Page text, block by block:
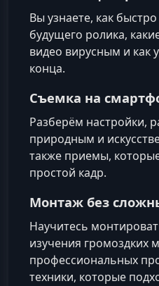
Вы узнаете, как
будущего ролика,
видео вирусным и как
конца.
Съемка на
Разберём настройки,
природным и
также приемы,
простой кадр.
Монтаж без
Научитесь
изучения громоздких
профессиональных
техники, которые